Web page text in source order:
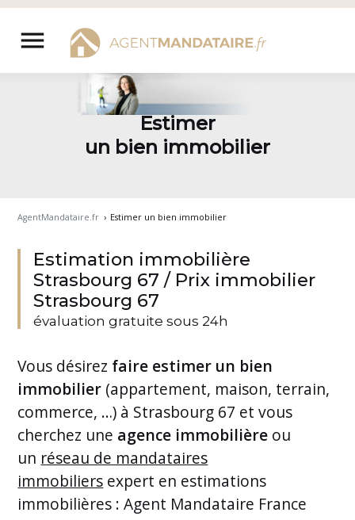
Aller
contenu
menu
Estimer
un bien immobilier
AgentMandataire.fr › Estimer un bien immobilier
Estimation immobilière
Strasbourg 67 / Prix immobilier
Strasbourg 67
évaluation gratuite sous 24h
Vous désirez faire estimer un bien
immobilier (appartement, maison, terrain,
commerce, …) à Strasbourg 67 et vous
cherchez une agence immobilière ou
un réseau de mandataires
immobiliers expert en estimations
immobilières : Agent Mandataire France